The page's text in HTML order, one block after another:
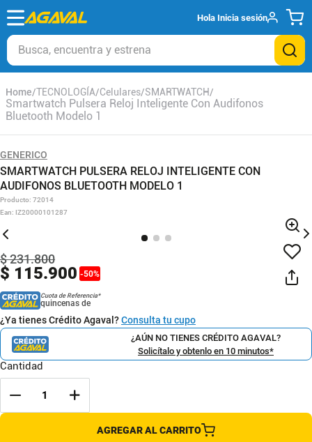
Hola Inicia sesión
Busca, encuentra y estrena
TECNOLOGÍA Celulares SMARTWATCH
Smartwatch Pulsera Reloj Inteligente Con Audifonos
Bluetooth Modelo 1
GENERICO
SMARTWATCH PULSERA RELOJ INTELIGENTE CON
AUDIFONOS BLUETOOTH MODELO 1
Producto: 72014
Ean: IZ20000101287
$ 115.900 -50%
$231.800
Cuota de Referencia*
quincenas de
¿Ya tienes Crédito Agaval?Consulta tu cupo
¿AÚN NO TIENES CRÉDITO AGAVAL?
Solicítalo y obtenlo en 10 minutos*
Cantidad
AGREGAR AL CARRITO